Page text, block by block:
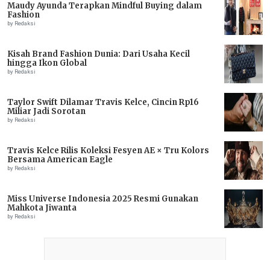
Maudy Ayunda Terapkan Mindful Buying dalam
Fashion
by Redaksi
Kisah Brand Fashion Dunia: Dari Usaha Kecil
hingga Ikon Global
by Redaksi
Taylor Swift Dilamar Travis Kelce, Cincin Rp16
Miliar Jadi Sorotan
by Redaksi
Travis Kelce Rilis Koleksi Fesyen AE × Tru Kolors
Bersama American Eagle
by Redaksi
Miss Universe Indonesia 2025 Resmi Gunakan
Mahkota Jiwanta
by Redaksi